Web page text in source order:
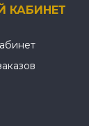
КАБИНЕТ